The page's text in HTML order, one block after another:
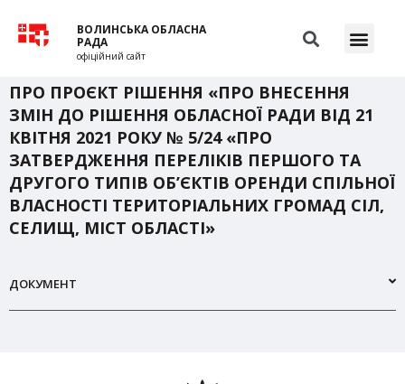
ВОЛИНСЬКА ОБЛАСНА
РАДА
офіційний сайт
ПРО ПРОЄКТ РІШЕННЯ «ПРО ВНЕСЕННЯ
ЗМІН ДО РІШЕННЯ ОБЛАСНОЇ РАДИ ВІД 21
КВІТНЯ 2021 РОКУ № 5/24 «ПРО
ЗАТВЕРДЖЕННЯ ПЕРЕЛІКІВ ПЕРШОГО ТА
ДРУГОГО ТИПІВ ОБ’ЄКТІВ ОРЕНДИ СПІЛЬНОЇ
ВЛАСНОСТІ ТЕРИТОРІАЛЬНИХ ГРОМАД СІЛ,
СЕЛИЩ, МІСТ ОБЛАСТІ»
ДОКУМЕНТ